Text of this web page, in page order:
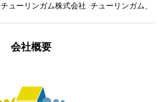
チューリンガム株式会社 チューリンガム、サ
会社概要